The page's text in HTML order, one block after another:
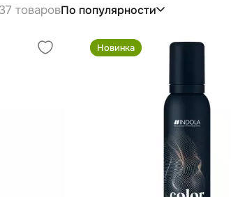
товаровПо популярности
Новинка